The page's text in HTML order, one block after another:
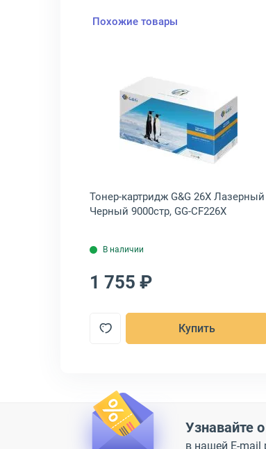
Похожие товары
Черный 9000стр (2шт.), CF226XD
товар: Тонер-картридж HP Inc. 26X Лазерный
Открыть товар:
Тонер-картридж G&G 26X Лазерный
Черный 9000стр, GG-CF226X
В наличии
1 755 ₽
Купить
Узнавайте
в нашей E-mail